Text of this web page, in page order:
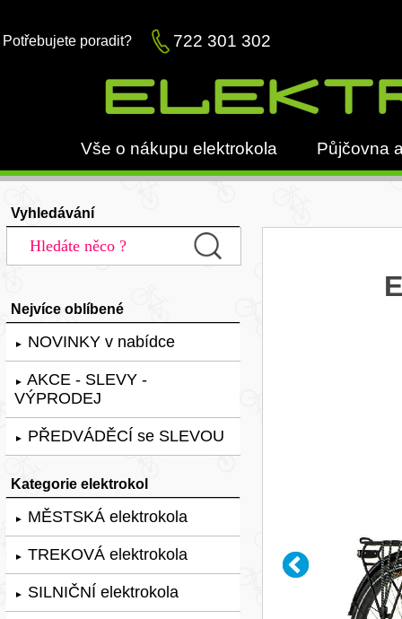
Potřebujete poradit? 722 301 302
Vše o nákupu elektrokola Půjčovna
Vyhledávání
Nejvíce oblíbené
► NOVINKY v nabídce
► AKCE - SLEVY -
VÝPRODEJ
► PŘEDVÁDĚCÍ se SLEVOU
Kategorie elektrokol
► MĚSTSKÁ elektrokola
► TREKOVÁ elektrokola
► SILNIČNÍ elektrokola